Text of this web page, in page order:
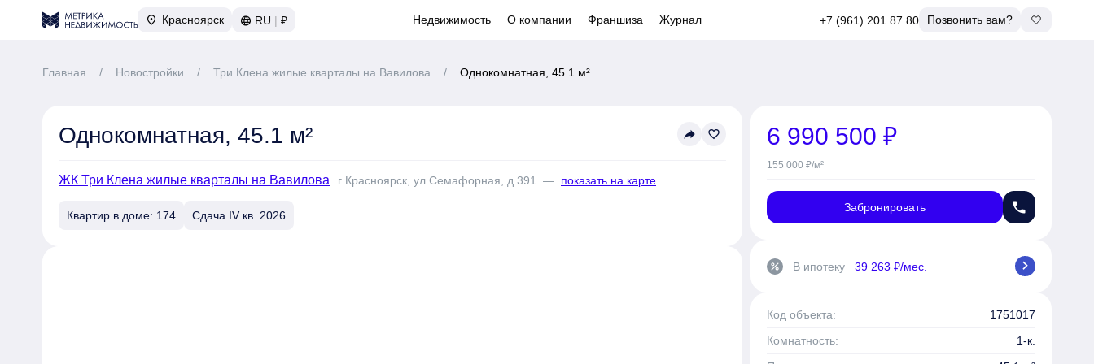
Красноярск RU | ₽ Недвижимость О компании Франшиза Журнал +7 (961) 201 87 80 Позвонить вам?
Главная / Новостройки / Три Клена жилые кварталы на Вавилова / Однокомнатная, 45.1 м²
Однокомнатная, 45.1 м² reply favorite_border
ЖК Три Клена жилые кварталы на Вавилова г Красноярск, ул Семафорная, д 391 — показать на карте
Квартир в доме: 174 Сдача IV кв. 2026
6 990 500 ₽
155 000 ₽/м²
Забронировать phone
percent В ипотеку 39 263 ₽/мес. chevron_right
Код объекта:
1751017
Комнатность:
1-к.